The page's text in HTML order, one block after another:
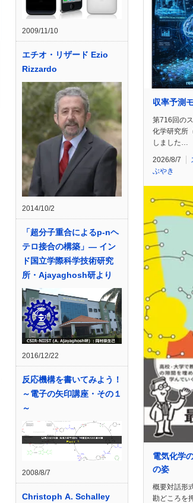
2009/11/10
エチオ・リザード Ezio
Rizzardo
2014/10/2
「超分子重合によるp-nヘ
テロ接合の構築」― イン
ド国立学際科学技術研究
所・Ajayaghosh研より
2016/12/22
反応機構を書いてみよう！
～電子の矢印講座・その１
～
2008/8/7
Christoph A. Schalley
収率予測
第716回の
化学研究所
しました…
2026/8/7
ぶやき
電気化学
の姿
概要対話形
勘どころを